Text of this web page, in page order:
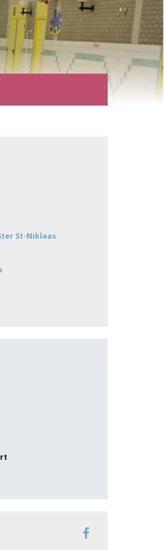
St-Niklaas